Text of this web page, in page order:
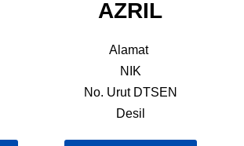
AZRIL
Alamat
NIK
No. Urut DTSEN
Desil